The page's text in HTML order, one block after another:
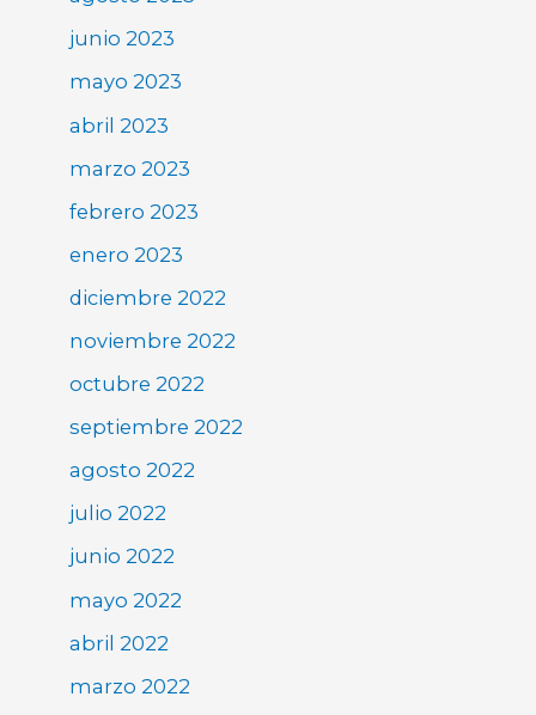
junio 2023
mayo 2023
abril 2023
marzo 2023
febrero 2023
enero 2023
diciembre 2022
noviembre 2022
octubre 2022
septiembre 2022
agosto 2022
julio 2022
junio 2022
mayo 2022
abril 2022
marzo 2022